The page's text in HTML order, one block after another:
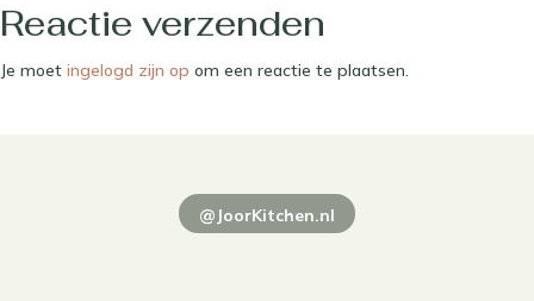
Reactie verzenden
Je moet ingelogd zijn op om een reactie te plaatsen.
@JoorKitchen.nl